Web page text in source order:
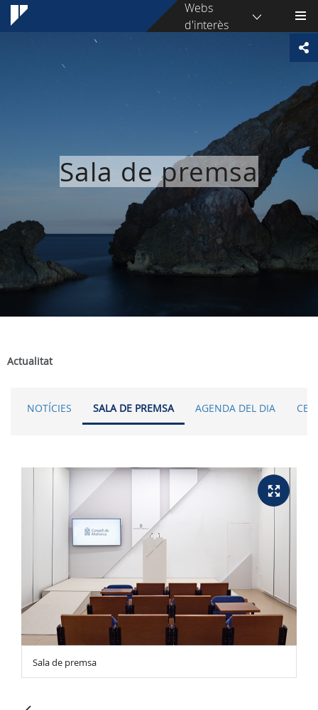
Webs
d'interès
Sala de premsa
Actualitat
NOTÍCIES SALA DE PREMSA AGENDA DEL DIA
Sala de premsa